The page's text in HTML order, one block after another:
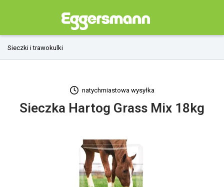
Sieczki i trawokulki
natychmiastowa wysyłka
Sieczka Hartog Grass Mix 18kg